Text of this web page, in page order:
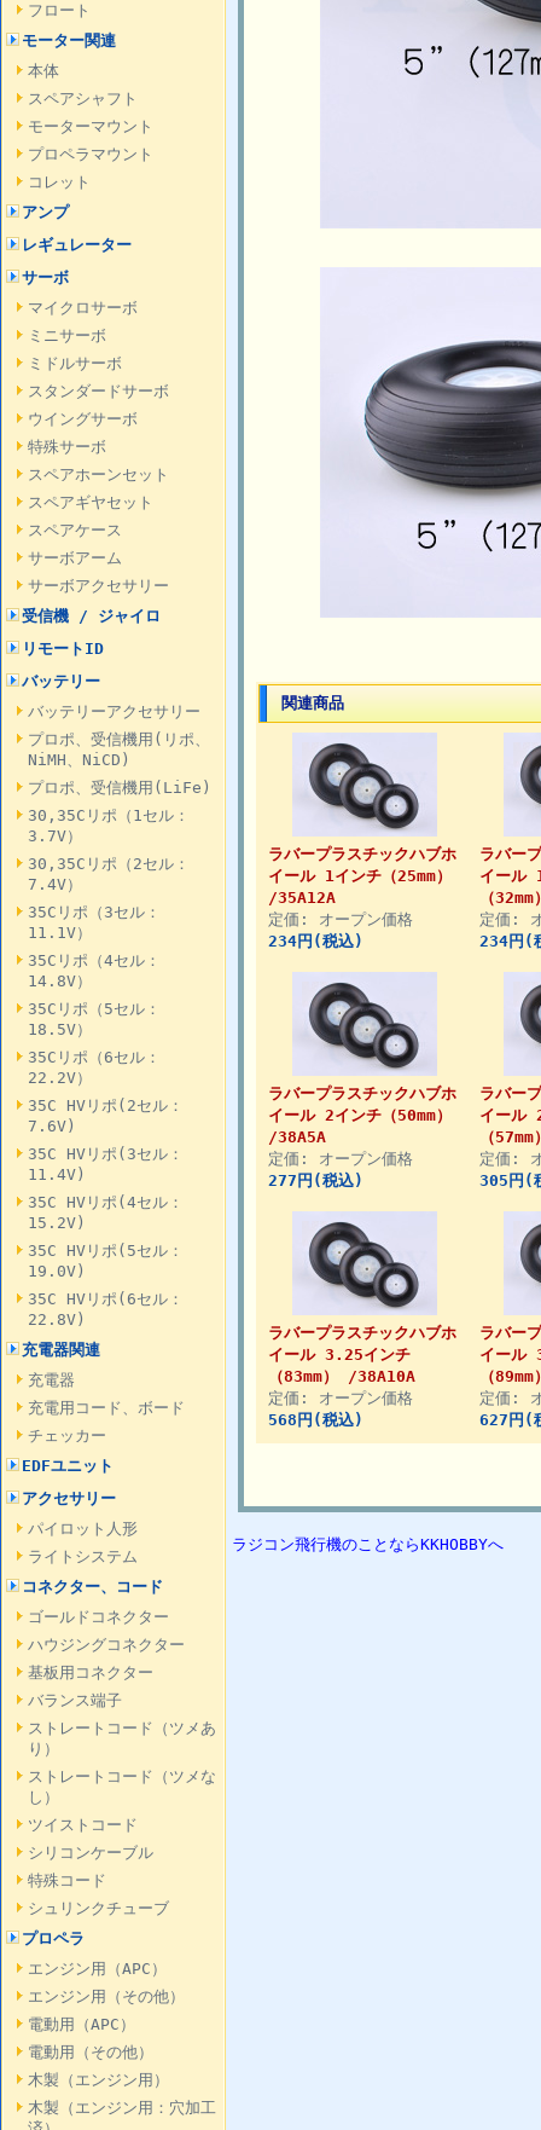
フロート
モーター関連
本体
スペアシャフト
モーターマウント
プロペラマウント
コレット
アンプ
レギュレーター
サーボ
マイクロサーボ
ミニサーボ
ミドルサーボ
スタンダードサーボ
ウイングサーボ
特殊サーボ
スペアホーンセット
スペアギヤセット
スペアケース
サーボアーム
サーボアクセサリー
受信機 / ジャイロ
リモートID
バッテリー
バッテリーアクセサリー
プロポ、受信機用(リポ、
NiMH、NiCD)
プロポ、受信機用(LiFe)
30,35Cリポ（1セル：
3.7V）
30,35Cリポ（2セル：
7.4V）
35Cリポ（3セル：
11.1V）
35Cリポ（4セル：
14.8V）
35Cリポ（5セル：
18.5V）
35Cリポ（6セル：
22.2V）
35C HVリポ(2セル：
7.6V)
35C HVリポ(3セル：
11.4V)
35C HVリポ(4セル：
15.2V)
35C HVリポ(5セル：
19.0V)
35C HVリポ(6セル：
22.8V)
充電器関連
充電器
充電用コード、ボード
チェッカー
EDFユニット
アクセサリー
パイロット人形
ライトシステム
コネクター、コード
ゴールドコネクター
ハウジングコネクター
基板用コネクター
バランス端子
ストレートコード（ツメあ
り）
ストレートコード（ツメな
し）
ツイストコード
シリコンケーブル
特殊コード
シュリンクチューブ
プロペラ
エンジン用（APC）
エンジン用（その他）
電動用（APC）
電動用（その他）
木製（エンジン用）
木製（エンジン用：穴加工
関連商品
ラバープラスチックハブホ
イール 1インチ（25mm）
/35A12A
定価: オープン価格
234円(税込)
ラバー
イール
（
定価:
234円(
ラバープラスチックハブホ
イール 2インチ（50mm）
/38A5A
定価: オープン価格
277円(税込)
ラバー
イール
（
定価:
305円(
ラバープラスチックハブホ
イール 3.25インチ
（83mm） /38A10A
定価: オープン価格
568円(税込)
ラバー
イール
（
定価:
627円(
ラジコン飛行機のことならKKHOBBYへ